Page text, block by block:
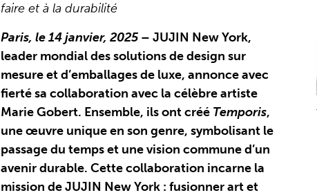
faire et à la durabilité
Paris, le 14 janvier, 2025 – JUJIN New York,
leader mondial des solutions de design sur
mesure et d’emballages de luxe, annonce avec
fierté sa collaboration avec la célèbre artiste
Marie Gobert. Ensemble, ils ont créé Temporis,
une œuvre unique en son genre, symbolisant le
passage du temps et une vision commune d’un
avenir durable. Cette collaboration incarne la
mission de JUJIN New York : fusionner art et